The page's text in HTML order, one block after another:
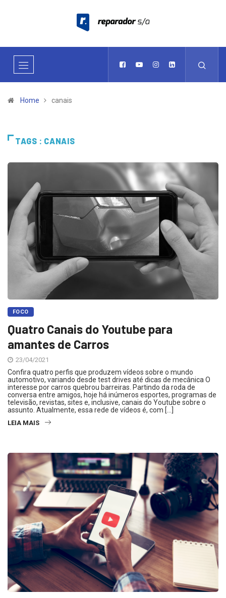
Home canais
TAGS : CANAIS
FOCO
Quatro Canais do Youtube para
amantes de Carros
23/04/2021
Confira quatro perfis que produzem vídeos sobre o mundo
automotivo, variando desde test drives até dicas de mecânica O
interesse por carros quebrou barreiras. Partindo da roda de
conversa entre amigos, hoje há inúmeros esportes, programas de
televisão, revistas, sites e, inclusive, canais do Youtube sobre o
assunto. Atualmente, essa rede de vídeos é, com […]
LEIA MAIS